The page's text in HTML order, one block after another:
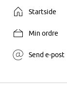
Startside
Min ordre
Send e-post